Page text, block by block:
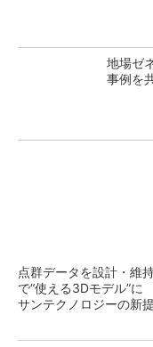
地場ゼ
事例を
点群データを設計・維
で“使える3Dモデル”に
サンテクノロジーの新